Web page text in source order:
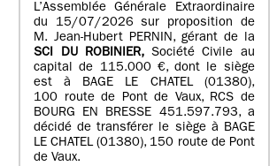
L’Assemblée Générale Extraordinaire
du 15/07/2026 sur proposition de
M. Jean-Hubert PERNIN, gérant de la
SCI DU ROBINIER, Société Civile au
capital de 115.000 €, dont le siège
est à BAGE LE CHATEL (01380),
100 route de Pont de Vaux, RCS de
BOURG EN BRESSE 451.597.793, a
décidé de transférer le siège à BAGE
LE CHATEL (01380), 150 route de Pont
de Vaux.